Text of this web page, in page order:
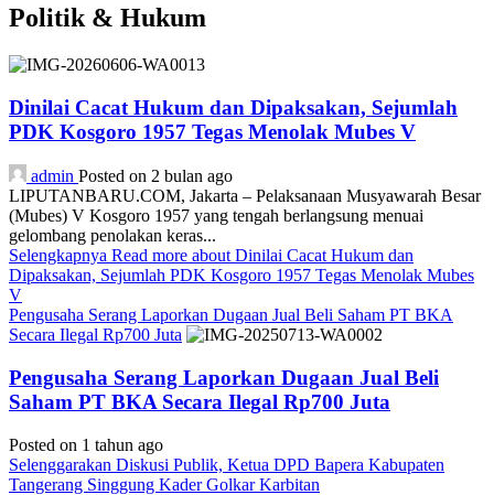
Politik & Hukum
Dinilai Cacat Hukum dan Dipaksakan, Sejumlah
PDK Kosgoro 1957 Tegas Menolak Mubes V
admin Posted on 2 bulan ago
LIPUTANBARU.COM, Jakarta – Pelaksanaan Musyawarah Besar
(Mubes) V Kosgoro 1957 yang tengah berlangsung menuai
gelombang penolakan keras...
Selengkapnya Read more about Dinilai Cacat Hukum dan
Dipaksakan, Sejumlah PDK Kosgoro 1957 Tegas Menolak Mubes
V
Pengusaha Serang Laporkan Dugaan Jual Beli Saham PT BKA
Secara Ilegal Rp700 Juta
Pengusaha Serang Laporkan Dugaan Jual Beli
Saham PT BKA Secara Ilegal Rp700 Juta
Posted on 1 tahun ago
Selenggarakan Diskusi Publik, Ketua DPD Bapera Kabupaten
Tangerang Singgung Kader Golkar Karbitan